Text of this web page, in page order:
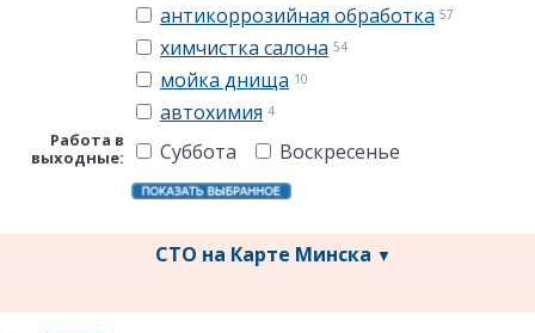
антикоррозийная обработка 57
химчистка салона 54
мойка днища 10
автохимия 4
Работа в
выходные:
Суббота Воскресенье
СТО на Карте Минска ▼